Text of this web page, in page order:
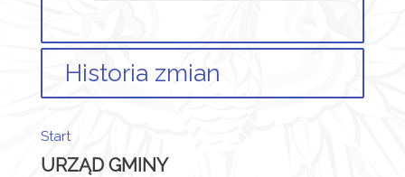
Historia zmian
utworzony.
Start
URZĄD GMINY